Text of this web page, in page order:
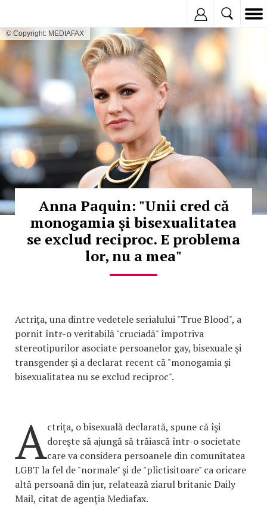
© Copyright: MEDIAFAX
Anna Paquin: "Unii cred că
monogamia şi bisexualitatea
se exclud reciproc. E problema
lor, nu a mea"
Actriţa, una dintre vedetele serialului "True Blood", a
pornit într-o veritabilă "cruciadă" împotriva
stereotipurilor asociate persoanelor gay, bisexuale şi
transgender şi a declarat recent că "monogamia şi
bisexualitatea nu se exclud reciproc".
Actriţa, o bisexuală declarată, spune că îşi
doreşte să ajungă să trăiască într-o societate
care va considera persoanele din comunitatea
LGBT la fel de "normale" şi de "plictisitoare" ca oricare
altă persoană din jur, relatează ziarul britanic Daily
Mail, citat de agenţia Mediafax.